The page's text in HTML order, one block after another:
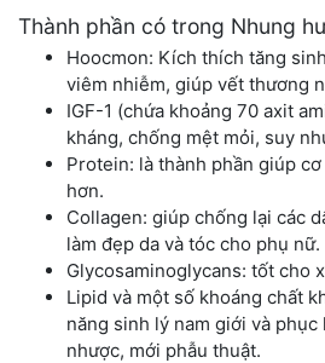
Thành phần có trong Nhung
Hoocmon: Kích thích tăng
viêm nhiễm, giúp vết thương
IGF-1 (chứa khoảng 70 axit
kháng, chống mệt mỏi, suy
Protein: là thành phần giúp
hơn.
Collagen: giúp chống lại các
làm đẹp da và tóc cho phụ nữ.
Glycosaminoglycans: tốt cho
Lipid và một số khoáng chất
năng sinh lý nam giới và
nhược, mới phẫu thuật.